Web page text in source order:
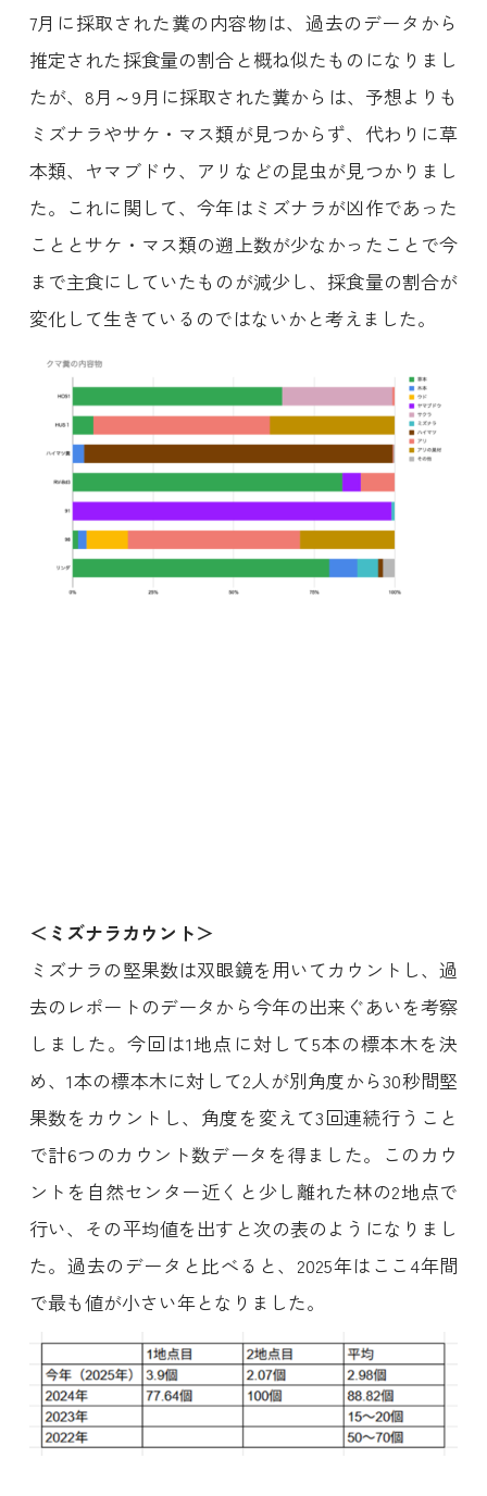
7月に採取された糞の内容物は、過去のデータから
推定された採食量の割合と概ね似たものになりまし
たが、8月～9月に採取された糞からは、予想よりも
ミズナラやサケ・マス類が見つからず、代わりに草
本類、ヤマブドウ、アリなどの昆虫が見つかりまし
た。これに関して、今年はミズナラが凶作であった
こととサケ・マス類の遡上数が少なかったことで今
まで主食にしていたものが減少し、採食量の割合が
変化して生きているのではないかと考えました。
＜ミズナラカウント＞
ミズナラの堅果数は双眼鏡を用いてカウントし、過
去のレポートのデータから今年の出来ぐあいを考察
しました。今回は1地点に対して5本の標本木を決
め、1本の標本木に対して2人が別角度から30秒間堅
果数をカウントし、角度を変えて3回連続行うこと
で計6つのカウント数データを得ました。このカウ
ントを自然センター近くと少し離れた林の2地点で
行い、その平均値を出すと次の表のようになりまし
た。過去のデータと比べると、2025年はここ4年間
で最も値が小さい年となりました。